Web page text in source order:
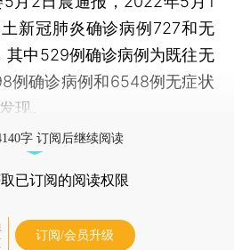
新冠肺炎确诊病例727和无
中529例确诊病例为既往无
例确诊病例和6548例无症状
现。
字 订阅后继续阅读
已订阅的阅读权限
订阅/会员升级